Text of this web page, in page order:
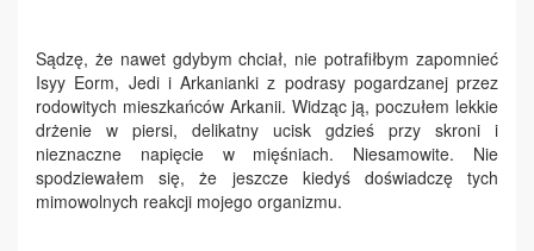
Sądzę, że nawet gdybym chciał, nie potrafiłbym zapomnieć
Isyy Eorm, Jedi i Arkanianki z podrasy pogardzanej przez
rodowitych mieszkańców Arkanii. Widząc ją, poczułem lekkie
drżenie w piersi, delikatny ucisk gdzieś przy skroni i
nieznaczne napięcie w mięśniach. Niesamowite. Nie
spodziewałem się, że jeszcze kiedyś doświadczę tych
mimowolnych reakcji mojego organizmu.